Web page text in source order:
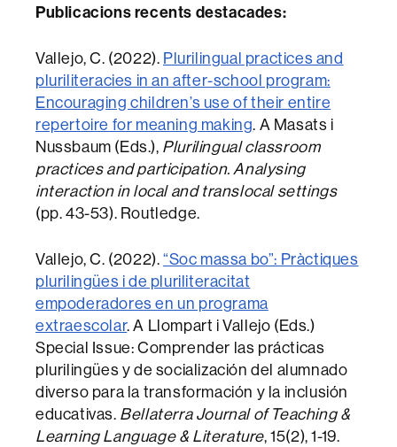
Publicacions recents destacades:
Vallejo, C. (2022). Plurilingual practices and
pluriliteracies in an after-school program:
Encouraging children’s use of their entire
repertoire for meaning making. A Masats i
Nussbaum (Eds.), Plurilingual classroom
practices and participation. Analysing
interaction in local and translocal settings
(pp. 43-53). Routledge.​
Vallejo, C. (2022).“Soc massa bo”: Pràctiques
plurilingües i de pluriliteracitat
empoderadores en un programa
extraescolar. A Llompart i Vallejo (Eds.)
Special Issue: Comprender las prácticas
plurilingües y de socialización del alumnado
diverso para la transformación y la inclusión
educativas. Bellaterra Journal of Teaching &
Learning Language & Literature, 15(2), 1-19.